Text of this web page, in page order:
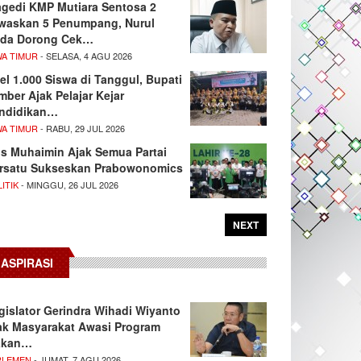
KMP Mutiara Sentosa 2
5 Penumpang, Nurul
Dorong Cek…
TIMUR - SELASA, 4 AGU 2026
1.000 Siswa di Tanggul, Bupati
Ajak Pelajar Kejar
TIMUR - RABU, 29 JUL 2026
Muhaimin Ajak Semua Partai
Sukseskan Prabowonomics
- MINGGU, 26 JUL 2026
NEXT
ASPIRASI
Gerindra Wihadi Wiyanto
Masyarakat Awasi Program